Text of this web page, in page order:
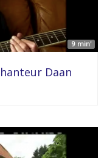
9 min'
Daan